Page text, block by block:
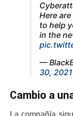
Here
to help
in the
—
30, 2021
Cambio a
La compañía